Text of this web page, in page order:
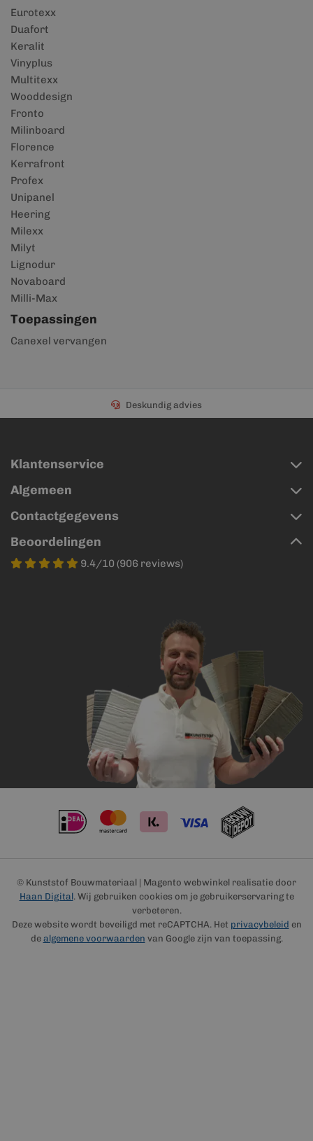
Eurotexx
Duafort
Keralit
Vinyplus
Multitexx
Wooddesign
Fronto
Milinboard
Florence
Kerrafront
Profex
Unipanel
Heering
Milexx
Milyt
Lignodur
Novaboard
Milli-Max
Toepassingen
Canexel vervangen
Deskundig advies
Klantenservice
Algemeen
Contactgegevens
Beoordelingen
9.4/10 (906 reviews)
© Kunststof Bouwmateriaal | Magento webwinkel realisatie door
Haan Digital. Wij gebruiken cookies om je gebruikerservaring te
verbeteren.
Deze website wordt beveiligd met reCAPTCHA. Het privacybeleid en
de algemene voorwaarden van Google zijn van toepassing.